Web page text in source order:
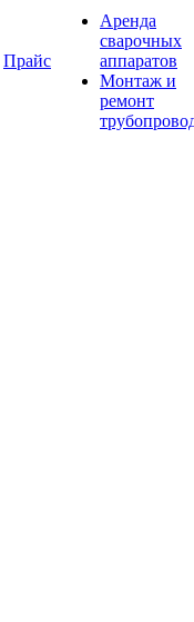
Прайс
Аренда
сварочных
аппаратов
Монтаж и
ремонт